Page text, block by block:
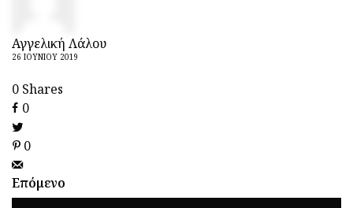
στην ψυχική υγεία και
Αγγελική Λάλου
26 ΙΟΥΝΊΟΥ 2019
0 Shares
0
0
Επόμενο